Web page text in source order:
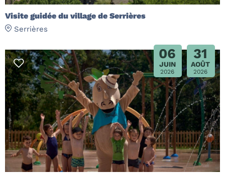
Visite guidée du village de Serrières
Serrières
06
JUIN
2026
31
AOÛT
2026